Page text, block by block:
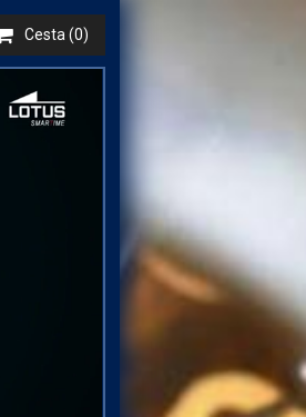
Cesta (0)